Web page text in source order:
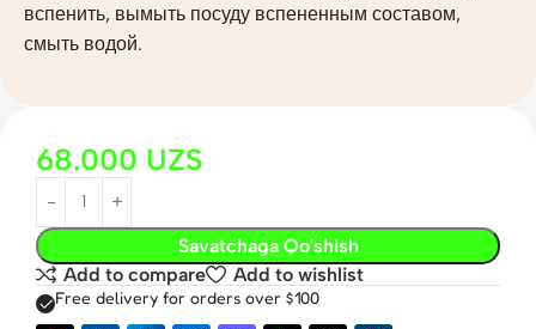
вспенить, вымыть посуду вспененным составом,
смыть водой.
68.000 UZS
Savatchaga Qo'shish
Add to compare
Add to wishlist
Free delivery for orders over $100